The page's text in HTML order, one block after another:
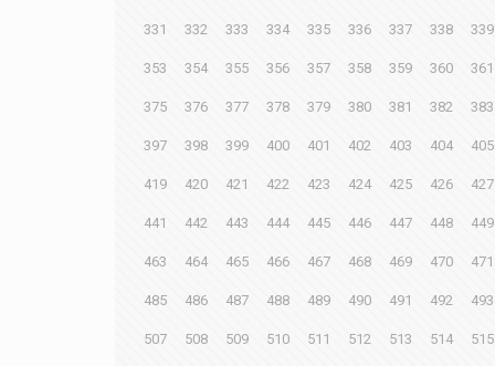
331 332 333 334 335 336 337 338 339
353 354 355 356 357 358 359 360 361
375 376 377 378 379 380 381 382 383
397 398 399 400 401 402 403 404 405
419 420 421 422 423 424 425 426 427
441 442 443 444 445 446 447 448 449
463 464 465 466 467 468 469 470 471
485 486 487 488 489 490 491 492 493
507 508 509 510 511 512 513 514 515